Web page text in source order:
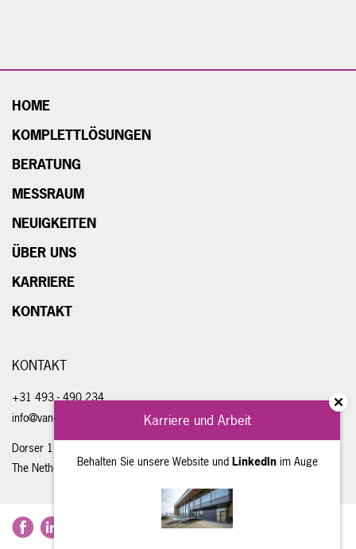
HOME
KOMPLETTLÖSUNGEN
BERATUNG
MESSRAUM
NEUIGKEITEN
ÜBER UNS
KARRIERE
KONTAKT
KONTAKT
+31 493 - 490 234
info@vandongenengineering.com
Dorser 1, 5711 LE Someren
The Netherlands
Karriere und Arbeit
Behalten Sie unsere Website und LinkedInim Auge